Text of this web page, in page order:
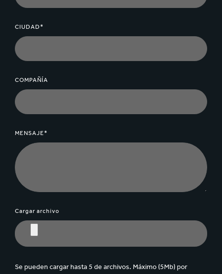
CIUDAD*
COMPAÑÍA
MENSAJE*
Cargar archivo
Se pueden cargar hasta 5 de archivos. Máximo (5Mb) por